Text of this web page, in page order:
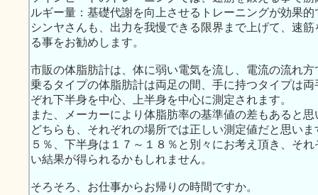
ルギー量：基礎代謝を向上させるトレーニングが効果的
シンヤさんも、出力を我慢できる限界まで上げて、速
る事をお勧めします。
市販の体脂肪計は、体に弱い電気を流し、電流の流れ
乗るタイプの体脂肪計は両足の間、手に持つタイプは
ぞれ下半身を中心、上半身を中心に測定されます。
また、メーカーにより体脂肪率の基準値の差もあると
どちらも、それぞれの場所では正しい測定値だと思い
５％、下半身は１７～１８％と別々にお考え頂き、そ
い結果が得られるかもしれません。
そろそろ、お仕事からお帰りの時間ですか。